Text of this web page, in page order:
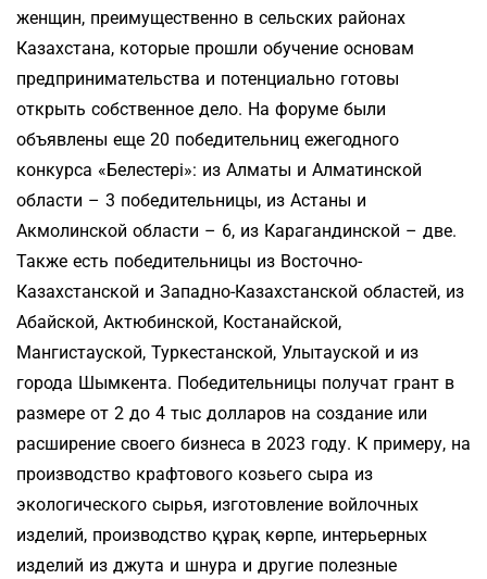
женщин, преимущественно в сельских районах
Казахстана, которые прошли обучение основам
предпринимательства и потенциально готовы
открыть собственное дело. На форуме были
объявлены еще 20 победительниц ежегодного
конкурса «Белестерi»: из Алматы и Алматинской
области – 3 победительницы, из Астаны и
Акмолинской области – 6, из Карагандинской – две.
Также есть победительницы из Восточно-
Казахстанской и Западно-Казахстанской областей, из
Абайской, Актюбинской, Костанайской,
Мангистауской, Туркестанской, Улытауской и из
города Шымкента. Победительницы получат грант в
размере от 2 до 4 тыс долларов на создание или
расширение своего бизнеса в 2023 году. К примеру, на
производство крафтового козьего сыра из
экологического сырья, изготовление войлочных
изделий, производство құрақ көрпе, интерьерных
изделий из джута и шнура и другие полезные